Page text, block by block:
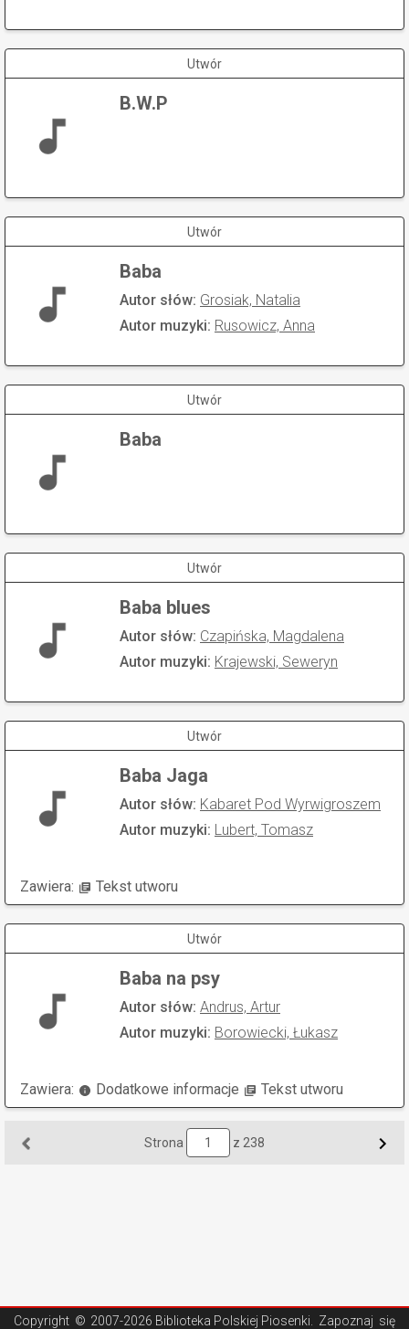
Utwór
B.W.P
Utwór
Baba
Autor słów: Grosiak, Natalia
Autor muzyki: Rusowicz, Anna
Utwór
Baba
Utwór
Baba blues
Autor słów: Czapińska, Magdalena
Autor muzyki: Krajewski, Seweryn
Utwór
Baba Jaga
Autor słów: Kabaret Pod Wyrwigroszem
Autor muzyki: Lubert, Tomasz
Zawiera: Tekst utworu
Utwór
Baba na psy
Autor słów: Andrus, Artur
Autor muzyki: Borowiecki, Łukasz
Zawiera: Dodatkowe informacje Tekst utworu
Strona z 238
Copyright © 2007-2026 Biblioteka Polskiej Piosenki . Zapoznaj się